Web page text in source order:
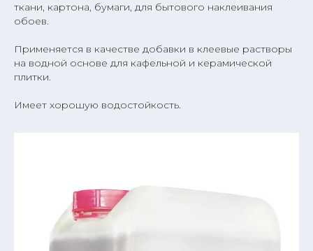
ткани, картона, бумаги, для бытового наклеивания
обоев.
Применяется в качестве добавки в клеевые растворы
на водной основе для кафельной и керамической
плитки.
Имеет хорошую водостойкость.